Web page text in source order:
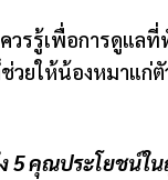
วรรู้เพื่อการดูแล
ยให้น้องหมาแก่ตั
5 คุณประโยชน์ใน